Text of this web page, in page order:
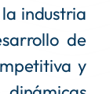
industria
de
y